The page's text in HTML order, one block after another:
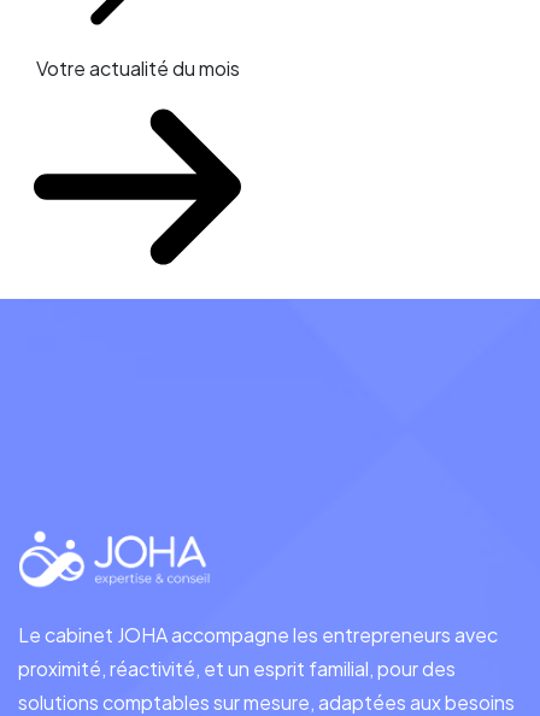
Votre actualité du mois
Le cabinet JOHA accompagne les entrepreneurs avec
proximité, réactivité, et un esprit familial, pour des
solutions comptables sur mesure, adaptées aux besoins